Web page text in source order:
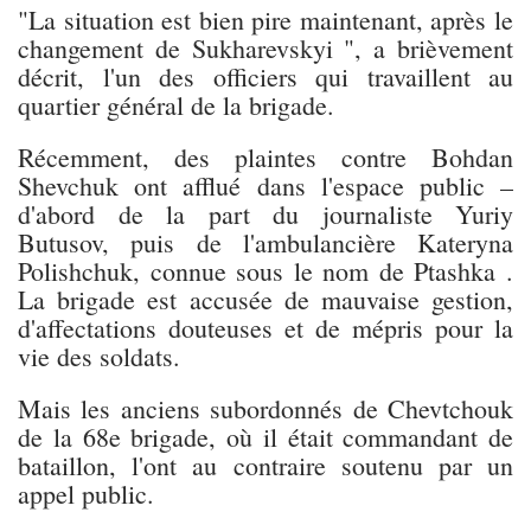
"La situation est bien pire maintenant, après le
changement de Sukharevskyi ", a brièvement
décrit, l'un des officiers qui travaillent au
quartier général de la brigade.
Récemment, des plaintes contre Bohdan
Shevchuk ont afflué dans l'espace public –
d'abord de la part du journaliste Yuriy
Butusov, puis de l'ambulancière Kateryna
Polishchuk, connue sous le nom de Ptashka .
La brigade est accusée de mauvaise gestion,
d'affectations douteuses et de mépris pour la
vie des soldats.
Mais les anciens subordonnés de Chevtchouk
de la 68e brigade, où il était commandant de
bataillon, l'ont au contraire soutenu par un
appel public.